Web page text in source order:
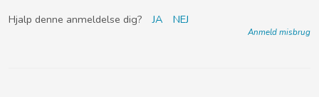
Hjalp denne anmeldelse dig? JA NEJ
Anmeld misbrug